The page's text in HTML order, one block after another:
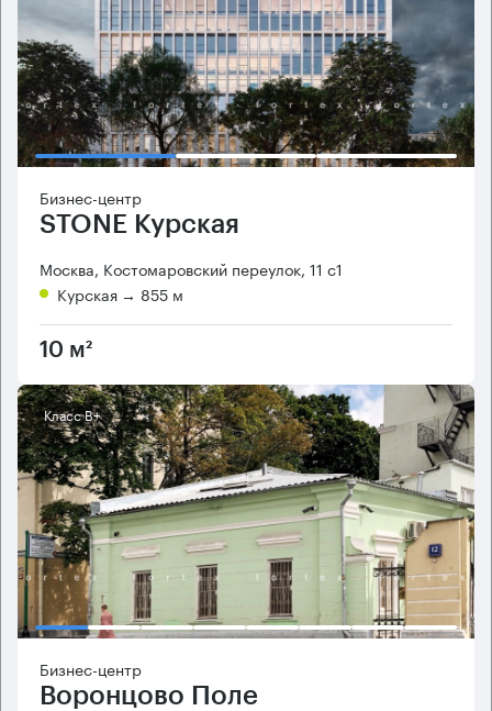
Бизнес-центр
STONE Курская
Москва, Костомаровский переулок, 11 с1
Курская → 855 м
10 м²
Класс B+
Бизнес-центр
Воронцово Поле